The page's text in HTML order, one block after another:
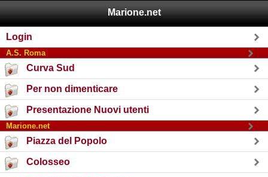
Marione.net
Login
A.S. Roma
Curva Sud
Per non dimenticare
Presentazione Nuovi utenti
Marione.net
Piazza del Popolo
Colosseo